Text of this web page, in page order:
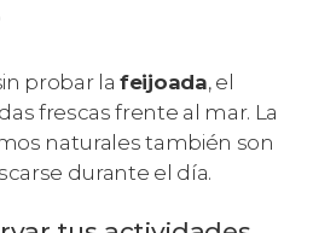
probar lafeijoada, el
frescas frente al mar. La
naturales también son
durante el día.